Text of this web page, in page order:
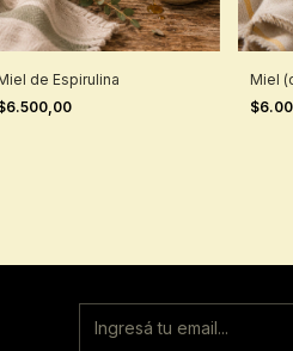
de Espirulina
Miel